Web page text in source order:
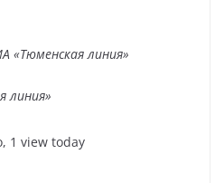
«Тюменская линия»
линия»
1 view today